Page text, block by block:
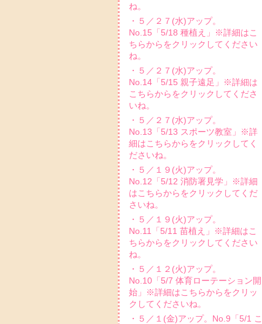
ね。
・５／２７(水)アップ。
No.15「5/18 種植え」※詳細はこ
ちらからをクリックしてください
ね。
・５／２７(水)アップ。
No.14「5/15 親子遠足」※詳細は
こちらからをクリックしてくださ
いね。
・５／２７(水)アップ。
No.13「5/13 スポーツ教室」※詳
細はこちらからをクリックしてく
ださいね。
・５／１９(火)アップ。
No.12「5/12 消防署見学」※詳細
はこちらからをクリックしてくだ
さいね。
・５／１９(火)アップ。
No.11「5/11 苗植え」※詳細はこ
ちらからをクリックしてください
ね。
・５／１２(火)アップ。
No.10「5/7 体育ローテーション開
始」※詳細はこちらからをクリッ
クしてくださいね。
・５／１(金)アップ。No.9「5/1 こ